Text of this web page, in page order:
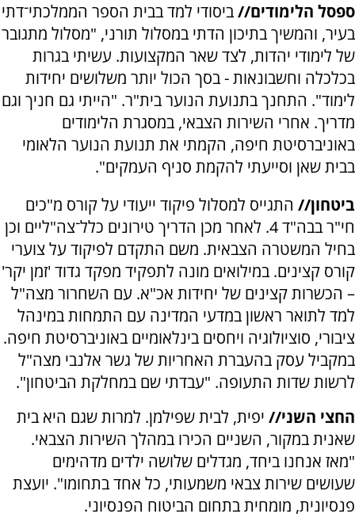
ספסל הלימודים//ביסודי למד בבית הספר הממלכתי־דתי
בעיר, והמשיך בתיכון הדתי במסלול תורני, "מסלול מתגובר
של לימודי יהדות, לצד שאר המקצועות. עשיתי בגרות
בכלכלה וחשבונאות - בסך הכול יותר משלושים יחידות
לימוד". התחנך בתנועת הנוער בית"ר. "הייתי גם חניך וגם
מדריך. אחרי השירות הצבאי, במסגרת הלימודים
באוניברסיטת חיפה, הקמתי את תנועת הנוער הלאומי
בבית שאן וסייעתי להקמת סניף העמקים".
ביטחון// התגייס למסלול פיקוד ייעודי על קורס מ"כים
חי"ר בבה"ד 4. לאחר מכן הדריך טירונים כלל־צה"ליים וכן
בחיל המשטרה הצבאית. משם התקדם לפיקוד על צוערי
קורס קצינים. במילואים מונה לתפקיד מפקד גדוד 'זמן יקר'
– הכשרות קצינים של יחידות אכ"א. עם השחרור מצה"ל
למד לתואר ראשון במדעי המדינה עם התמחות במינהל
ציבורי, סוציולוגיה ויחסים בינלאומיים באוניברסיטת חיפה.
במקביל עסק בהעברת האחריות של גשר אלנבי מצה"ל
לרשות שדות התעופה. "עבדתי שם במחלקת הביטחון".
החצי השני// יפית, לבית שפילמן. למרות שגם היא בית
שאנית במקור, השניים הכירו במהלך השירות הצבאי.
"מאז אנחנו ביחד, מגדלים שלושה ילדים מדהימים
שעושים שירות צבאי משמעותי, כל אחד בתחומו". יועצת
פנסיונית, מומחית בתחום הביטוח הפנסיוני.